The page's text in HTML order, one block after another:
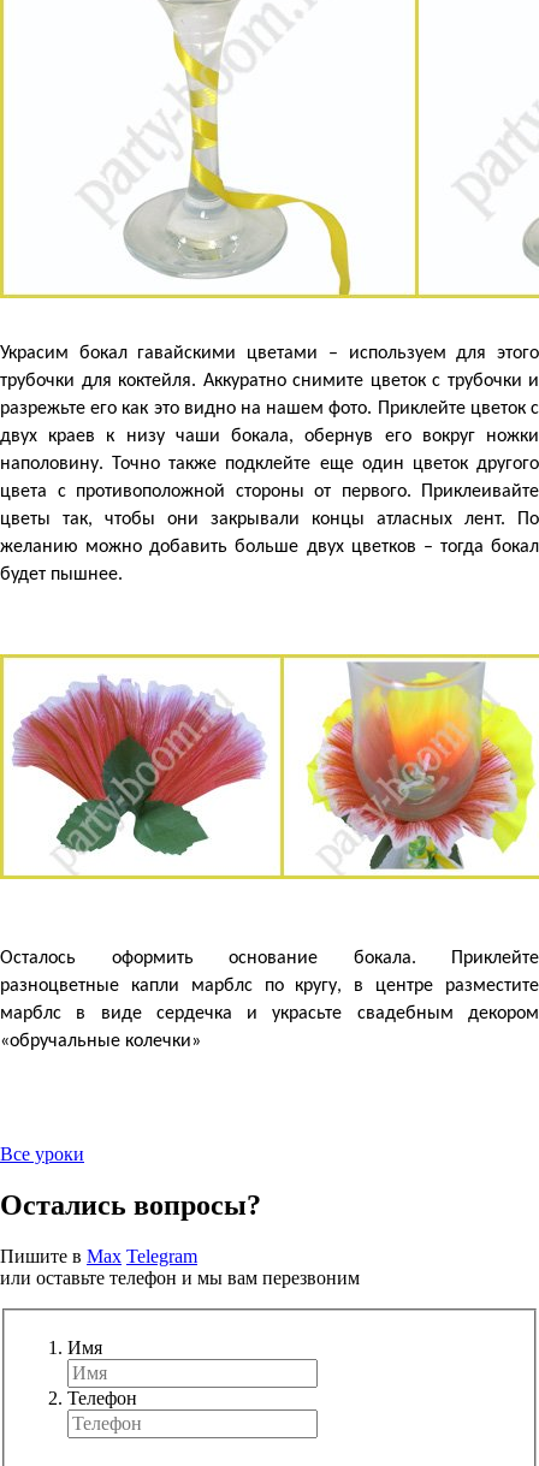
Украсим бокал гавайскими цветами – используем для этого
трубочки для коктейля. Аккуратно снимите цветок с трубочки и
разрежьте его как это видно на нашем фото. Приклейте цветок с
двух краев к низу чаши бокала, обернув его вокруг ножки
наполовину. Точно также подклейте еще один цветок другого
цвета с противоположной стороны от первого. Приклеивайте
цветы так, чтобы они закрывали концы атласных лент. По
желанию можно добавить больше двух цветков – тогда бокал
будет пышнее.
Осталось оформить основание бокала. Приклейте
разноцветные капли марблс по кругу, в центре разместите
марблс в виде сердечка и украсьте свадебным декором
«обручальные колечки»
Все уроки
Остались вопросы?
Пишите в Max Telegram
или оставьте телефон и мы вам перезвоним
Имя
Телефон